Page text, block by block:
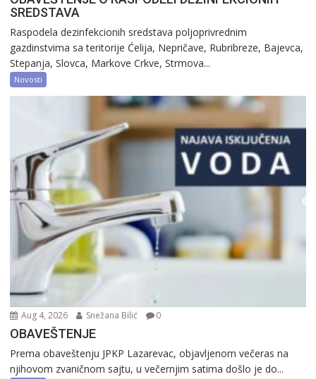
SREDSTAVA
Raspodela dezinfekcionih sredstava poljoprivrednim
gazdinstvima sa teritorije Ćelija, Nepričave, Rubribreze, Bajevca,
Stepanja, Slovca, Markove Crkve, Strmova...
Novosti
Aug 4, 2026 Snežana Bilić 0
OBAVEŠTENJE
Prema obaveštenju JPKP Lazarevac, objavljenom večeras na
njihovom zvaničnom sajtu, u večernjim satima došlo je do...